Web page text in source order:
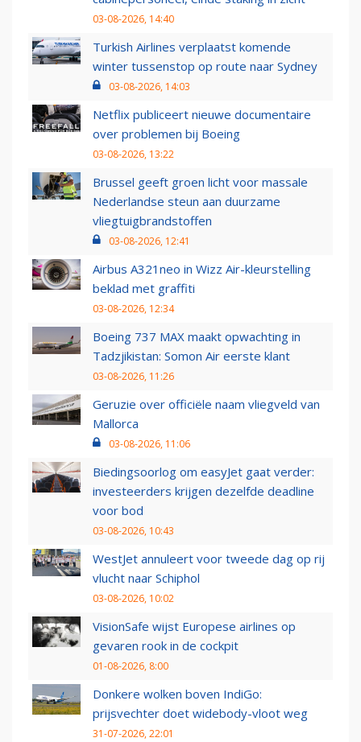
03-08-2026, 14:40
Turkish Airlines verplaatst komende
winter tussenstop op route naar Sydney
03-08-2026, 14:03
Netflix publiceert nieuwe documentaire
over problemen bij Boeing
03-08-2026, 13:22
Brussel geeft groen licht voor massale
Nederlandse steun aan duurzame
vliegtuigbrandstoffen
03-08-2026, 12:41
Airbus A321neo in Wizz Air-kleurstelling
beklad met graffiti
03-08-2026, 12:34
Boeing 737 MAX maakt opwachting in
Tadzjikistan: Somon Air eerste klant
03-08-2026, 11:26
Geruzie over officiële naam vliegveld van
Mallorca
03-08-2026, 11:06
Biedingsoorlog om easyJet gaat verder:
investeerders krijgen dezelfde deadline
voor bod
03-08-2026, 10:43
WestJet annuleert voor tweede dag op rij
vlucht naar Schiphol
03-08-2026, 10:02
VisionSafe wijst Europese airlines op
gevaren rook in de cockpit
01-08-2026, 8:00
Donkere wolken boven IndiGo:
prijsvechter doet widebody-vloot weg
31-07-2026, 22:01